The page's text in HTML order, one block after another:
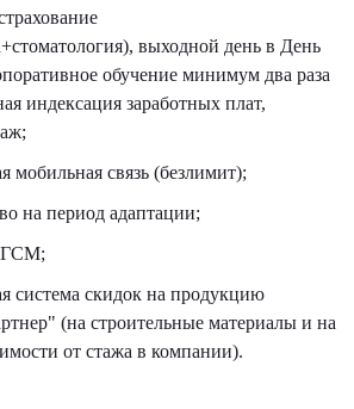
выходной день в День
обучение минимум два раза
индексация заработных плат,
мобильная связь (безлимит);
на период адаптации;
ГСМ;
система скидок на продукцию
(на строительные материалы и на
от стажа в компании).